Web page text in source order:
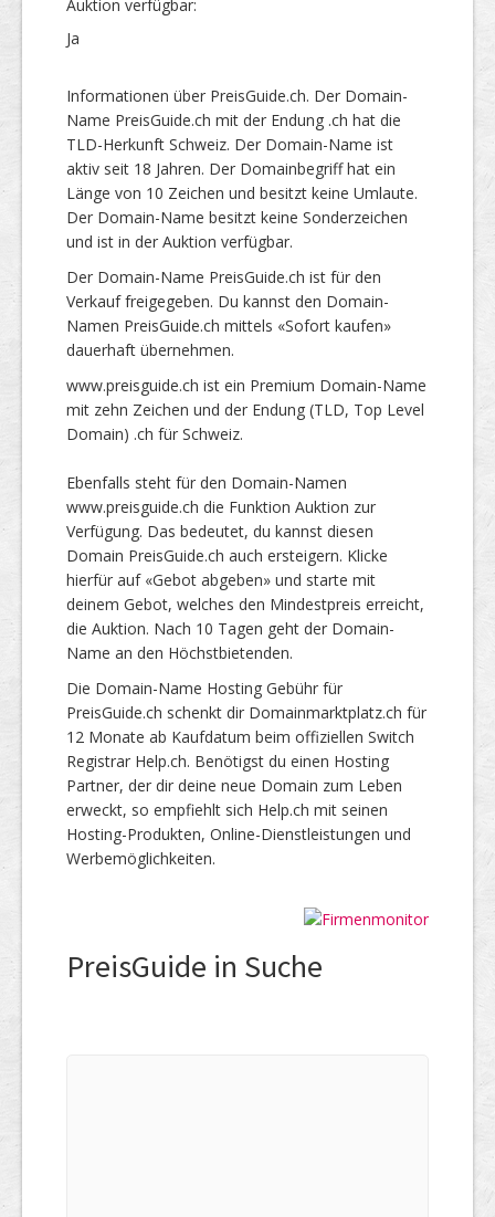
Auktion verfügbar:
Ja
Informationen über PreisGuide.ch. Der Domain-
Name PreisGuide.ch mit der Endung .ch hat die
TLD-Herkunft Schweiz. Der Domain-Name ist
aktiv seit 18 Jahren. Der Domainbegriff hat ein
Länge von 10 Zeichen und besitzt keine Umlaute.
Der Domain-Name besitzt keine Sonderzeichen
und ist in der Auktion verfügbar.
Der Domain-Name PreisGuide.ch ist für den
Verkauf freigegeben. Du kannst den Domain-
Namen PreisGuide.ch mittels «Sofort kaufen»
dauerhaft übernehmen.
www.preisguide.ch ist ein Premium Domain-Name
mit zehn Zeichen und der Endung (TLD, Top Level
Domain) .ch für Schweiz.
Ebenfalls steht für den Domain-Namen
www.preisguide.ch die Funktion Auktion zur
Verfügung. Das bedeutet, du kannst diesen
Domain PreisGuide.ch auch ersteigern. Klicke
hierfür auf «Gebot abgeben» und starte mit
deinem Gebot, welches den Mindestpreis erreicht,
die Auktion. Nach 10 Tagen geht der Domain-
Name an den Höchstbietenden.
Die Domain-Name Hosting Gebühr für
PreisGuide.ch schenkt dir Domainmarktplatz.ch für
12 Monate ab Kaufdatum beim offiziellen Switch
Registrar Help.ch. Benötigst du einen Hosting
Partner, der dir deine neue Domain zum Leben
erweckt, so empfiehlt sich Help.ch mit seinen
Hosting-Produkten, Online-Dienstleistungen und
Werbemöglichkeiten.
PreisGuide in Suche